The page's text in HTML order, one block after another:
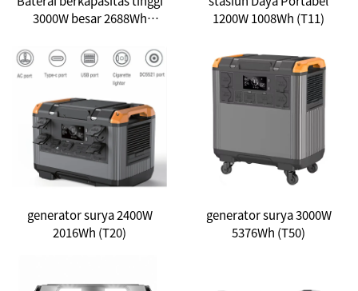
3000W besar 2688Wh
portabel untuk peralatan
rumah tangga dengan opsi
port output ganda AC 110V
230V, satu set tanpa
pemasangan
1200W 1008Wh (T11)
generator surya 2400W
2016Wh (T20)
generator surya 3000W
5376Wh (T50)